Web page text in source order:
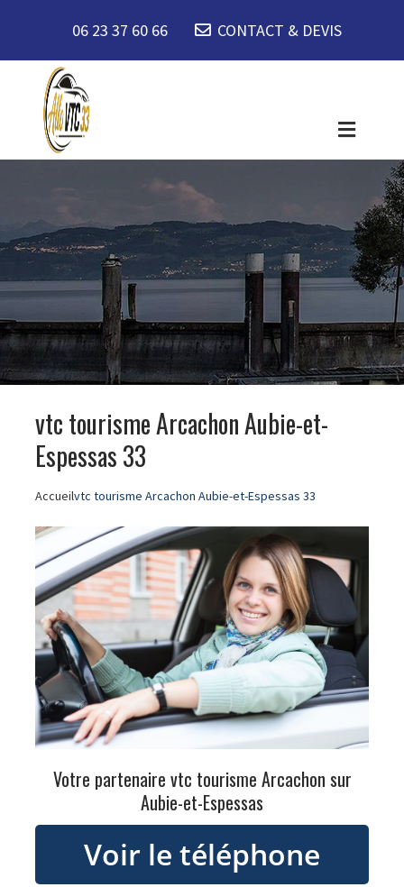
06 23 37 60 66 CONTACT & DEVIS
vtc tourisme Arcachon Aubie-et-
Espessas 33
Accueilvtc tourisme Arcachon Aubie-et-Espessas 33
Votre partenaire vtc tourisme Arcachon sur
Aubie-et-Espessas